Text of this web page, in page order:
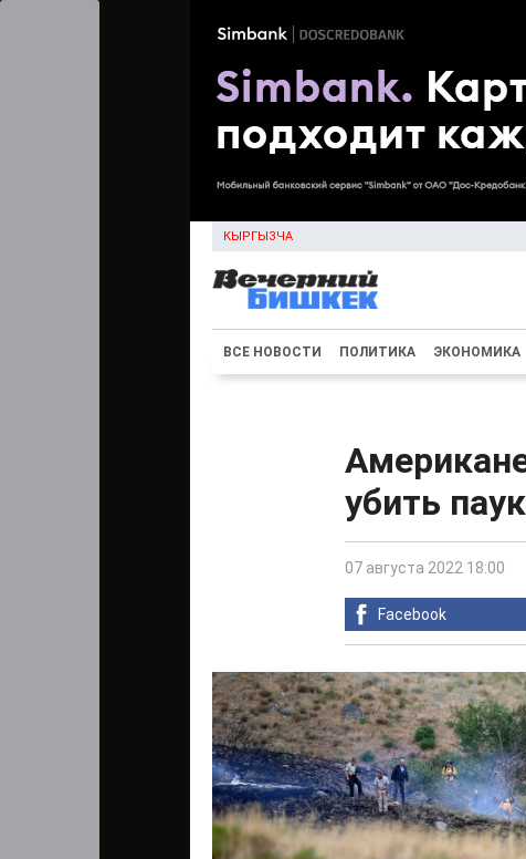
КЫРГЫЗЧА
ВСЕ НОВОСТИ ПОЛИТИКА ЭКОНОМИКА
убить
07 августа 2022 18:00
Facebook